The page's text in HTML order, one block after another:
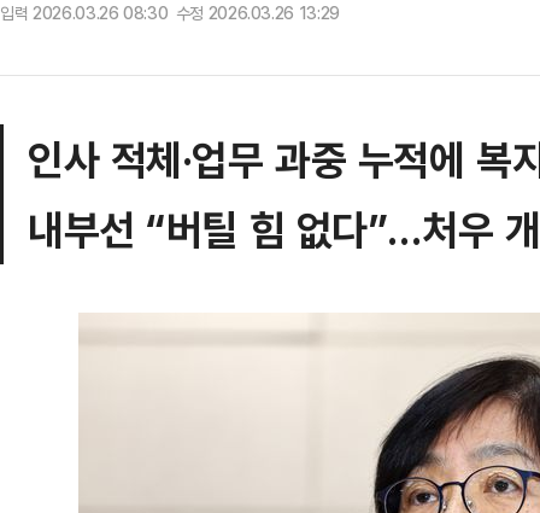
입력 2026.03.26 08:30 수정 2026.03.26 13:29
인사 적체·업무 과중 누적에 복
내부선 “버틸 힘 없다”…처우